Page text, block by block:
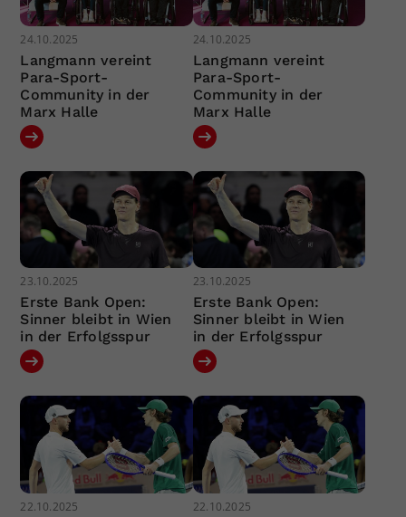
24.10.2025
Langmann vereint
Para-Sport-
Community in der
Marx Halle
24.10.2025
Langmann vereint
Para-Sport-
Community in der
Marx Halle
23.10.2025
Erste Bank Open:
Sinner bleibt in Wien
in der Erfolgsspur
23.10.2025
Erste Bank Open:
Sinner bleibt in Wien
in der Erfolgsspur
22.10.2025 22.10.2025